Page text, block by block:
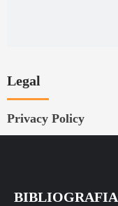
Legal
Privacy Policy
BIBLIOGRAFIA